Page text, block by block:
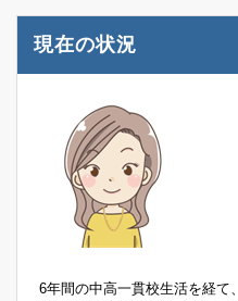
現在の状況
6年間の中高一貫校生活を経て、